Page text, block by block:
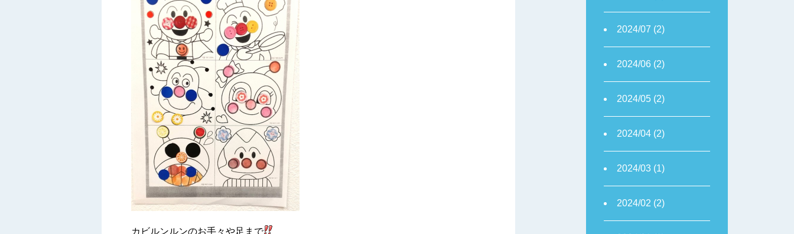
2024/07 (2)
2024/06 (2)
2024/05 (2)
2024/04 (2)
2024/03 (1)
2024/02 (2)
カビルンルンのお手々や足まで